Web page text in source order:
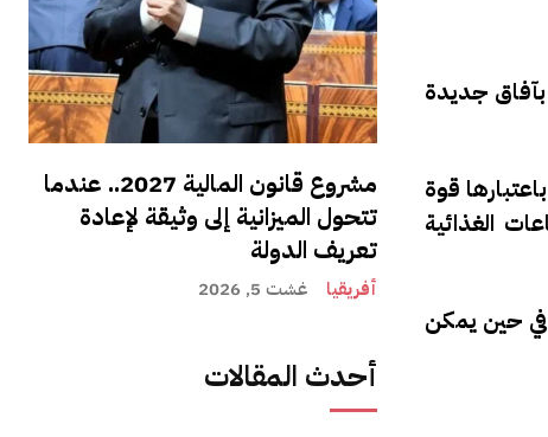
مشروع قانون المالية 2027.. عندما
تتحول الميزانية إلى وثيقة لإعادة
تعريف الدولة
أفريقيا غشت 5, 2026
أحدث المقالات
بآفاق جديدة
قوة
الغذائية
في حين يمكن